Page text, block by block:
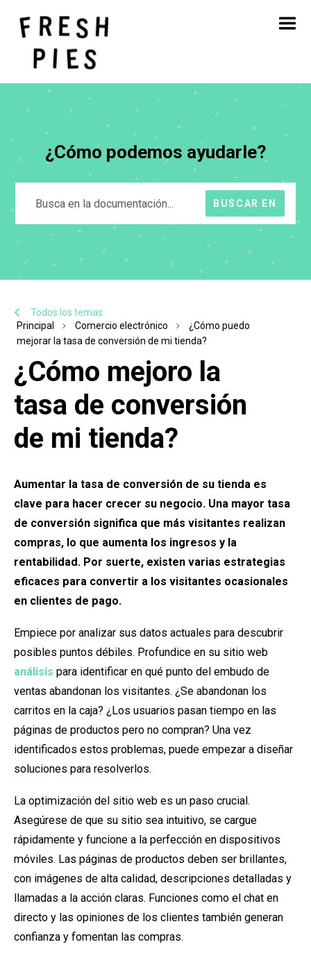
Inicio
Acerca de
Qué hacemos
Nuestro trabajo
¿Cómo podemos ayudarle?
BUSCAR EN
Todos los temas
Principal
Comercio electrónico
¿Cómo puedo
mejorar la tasa de conversión de mi tienda?
¿Cómo mejoro la
tasa de conversión
de mi tienda?
Aumentar la tasa de conversión de su tienda es
clave para hacer crecer su negocio. Una mayor tasa
de conversión significa que más visitantes realizan
compras, lo que aumenta los ingresos y la
rentabilidad. Por suerte, existen varias estrategias
eficaces para convertir a los visitantes ocasionales
en clientes de pago.
Empiece por analizar sus datos actuales para descubrir
posibles puntos débiles. Profundice en su sitio web
análisis para identificar en qué punto del embudo de
ventas abandonan los visitantes. ¿Se abandonan los
carritos en la caja? ¿Los usuarios pasan tiempo en las
páginas de productos pero no compran? Una vez
identificados estos problemas, puede empezar a diseñar
soluciones para resolverlos.
La optimización del sitio web es un paso crucial.
Asegúrese de que su sitio sea intuitivo, se cargue
rápidamente y funcione a la perfección en dispositivos
móviles. Las páginas de productos deben ser brillantes,
con imágenes de alta calidad, descripciones detalladas y
llamadas a la acción claras. Funciones como el chat en
directo y las opiniones de los clientes también generan
confianza y fomentan las compras.